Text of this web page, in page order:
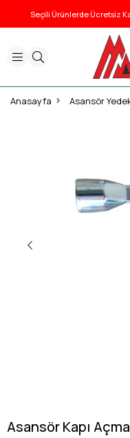
Seçili Ürünlerde Ücretsiz
Anasayfa Asansör
Asansör Kapı